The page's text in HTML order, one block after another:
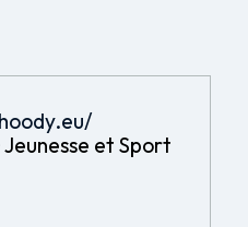
Jeunesse et Sport